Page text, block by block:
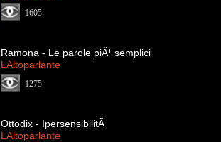
1605
Ramona - Le parole piÃ¹ semplici
LAltoparlante
1275
Ottodix - IpersensibilitÃ
LAltoparlante